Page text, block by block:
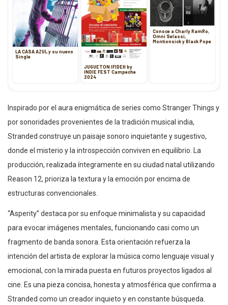
LA CASA AZUL y su nuevo
Single
JUGUETÓN IFIDEH by
INDIE FEST Campeche
2024
Conoce a Charly RamRo,
Omni Selassi,
Montionsick y Black Pope
Inspirado por el aura enigmática de series como Stranger Things y
por sonoridades provenientes de la tradición musical india,
Stranded construye un paisaje sonoro inquietante y sugestivo,
donde el misterio y la introspección conviven en equilibrio. La
producción, realizada íntegramente en su ciudad natal utilizando
Reason 12, prioriza la textura y la emoción por encima de
estructuras convencionales.
“Asperity” destaca por su enfoque minimalista y su capacidad
para evocar imágenes mentales, funcionando casi como un
fragmento de banda sonora. Esta orientación refuerza la
intención del artista de explorar la música como lenguaje visual y
emocional, con la mirada puesta en futuros proyectos ligados al
cine. Es una pieza concisa, honesta y atmosférica que confirma a
Stranded como un creador inquieto y en constante búsqueda.